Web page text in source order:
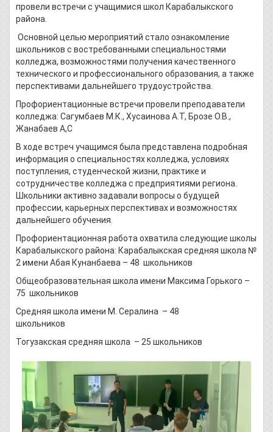
провели встречи с учащимися школ Карабалыкского
района.
Основной целью мероприятий стало ознакомление
школьников с востребованными специальностями
колледжа, возможностями получения качественного
технического и профессионального образования, а также
перспективами дальнейшего трудоустройства.
Профориентационные встречи провели преподаватели
колледжа: Сагумбаев М.К., Хусаинова А.Т, Брозе О.В.,
Жанабаев А,С
В ходе встреч учащимся была представлена подробная
информация о специальностях колледжа, условиях
поступления, студенческой жизни, практике и
сотрудничестве колледжа с предприятиями региона.
Школьники активно задавали вопросы о будущей
профессии, карьерных перспективах и возможностях
дальнейшего обучения.
Профориентационная работа охватила следующие школы
Карабалыкского района: Карабалыкская средняя школа №
2 имени Абая Кунанбаева – 48 школьников
Общеобразовательная школа имени Максима Горького –
75 школьников
Средняя школа имени М. Сералина – 48
школьников
Тогузакская средняя школа – 25 школьников